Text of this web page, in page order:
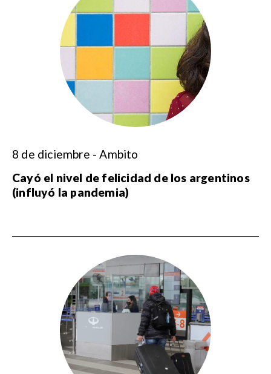
8 de diciembre - Ambito
Cayó el nivel de felicidad de los argentinos
(influyó la pandemia)